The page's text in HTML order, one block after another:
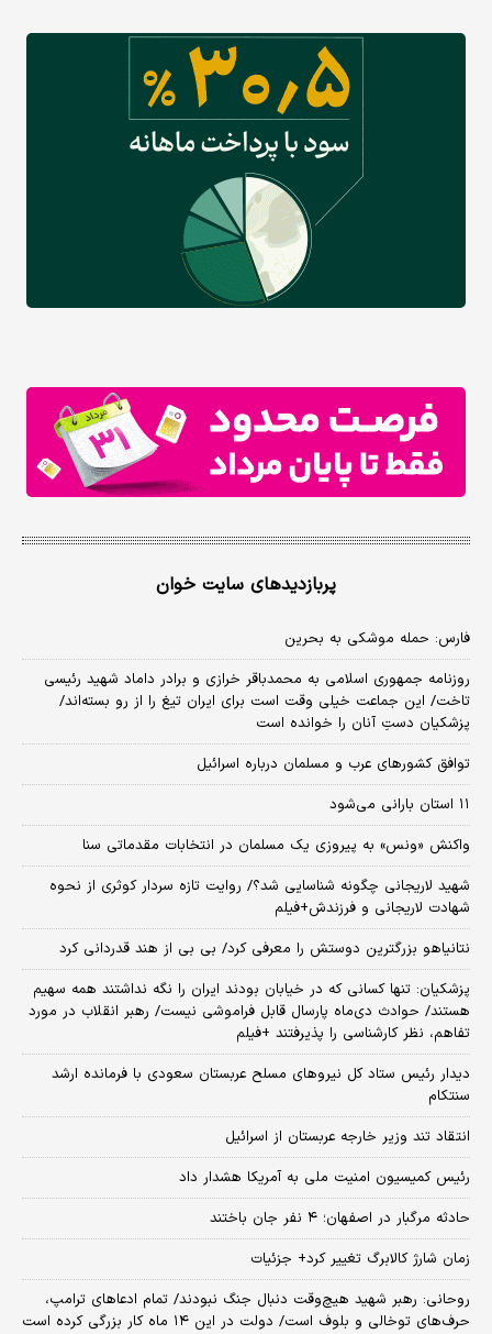
پربازدیدهای سایت خوان
فارس: حمله موشکی به بحرین
روزنامه جمهوری اسلامی به محمدباقر خرازی و برادر داماد شهید رئیسی
تاخت/ این جماعت خیلی وقت است برای ایران تیغ را از رو بسته‌اند/
پزشکیان دستِ آنان را خوانده است
توافق کشورهای عرب و مسلمان درباره اسرائیل
۱۱ استان بارانی می‌شود
واکنش «ونس» به پیروزی یک مسلمان در انتخابات مقدماتی سنا
شهید لاریجانی چگونه شناسایی شد؟/ روایت تازه سردار کوثری از نحوه
شهادت لاریجانی و فرزندش+فیلم
نتانیاهو بزرگترین دوستش را معرفی کرد/ بی بی از هند قدردانی کرد
پزشکیان: تنها کسانی که در خیابان بودند ایران را نگه نداشتند همه سهیم
هستند/ حوادث دی‌ماه پارسال قابل فراموشی نیست/ رهبر انقلاب در مورد
تفاهم، نظر کارشناسی را پذیرفتند +فیلم
دیدار رئیس ستاد کل نیروهای مسلح عربستان سعودی با فرمانده ارشد
سنتکام
انتقاد تند وزیر خارجه عربستان از اسرائیل
رئیس کمیسیون امنیت ملی به آمریکا هشدار داد
حادثه مرگبار در اصفهان؛ ۴ نفر جان باختند
زمان شارژ کالابرگ تغییر کرد+ جزئیات
روحانی: رهبر شهید هیچ‌وقت دنبال جنگ نبودند/ تمام ادعاهای ترامپ،
حرف‌های توخالی و بلوف است/ دولت در این ۱۴ ماه کار بزرگی کرده است